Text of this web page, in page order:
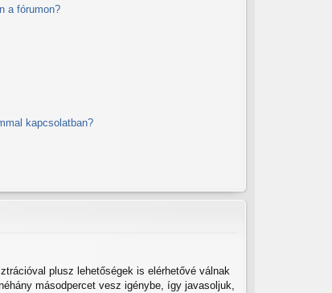
a fórumon?
kapcsolatban?
plusz lehetőségek is elérhetővé válnak
másodpercet vesz igénybe, így javasoljuk,